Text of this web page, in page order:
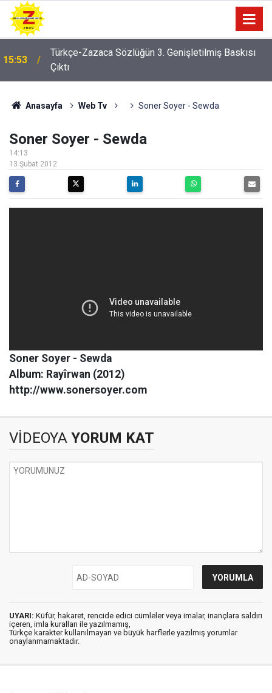
Türkçe-Zazaca Sözlüğün 3. Genişletilmiş Baskısı
Çıktı
17:13 Mewlûdê Kirdî'nin müstensihi Zeynelabidîn Amedî
Anasayfa Web Tv Soner Soyer - Sewda
Soner Soyer - Sewda
14:13
13 Şubat 2012
Soner Soyer - Sewda
Album: Rayîrwan (2012)
http://www.sonersoyer.com
VİDEOYA YORUM KAT
UYARI: Küfür, hakaret, rencide edici cümleler veya imalar, inançlara saldırı
içeren, imla kuralları ile yazılmamış,
Türkçe karakter kullanılmayan ve büyük harflerle yazılmış yorumlar
onaylanmamaktadır.